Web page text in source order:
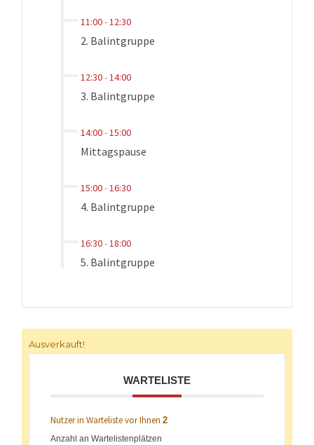
11:00-12:30
2. Balintgruppe
12:30-14:00
3. Balintgruppe
14:00-15:00
Mittagspause
15:00-16:30
4. Balintgruppe
16:30-18:00
5. Balintgruppe
Ausverkauft!
WARTELISTE
Nutzer in Warteliste vor Ihnen2
Anzahl an Wartelistenplätzen